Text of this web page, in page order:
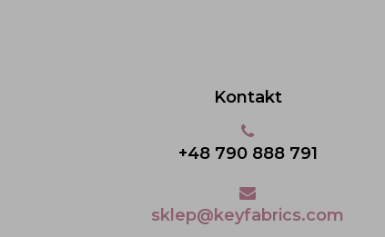
Kontakt
+48 790 888 791
sklep@keyfabrics.com